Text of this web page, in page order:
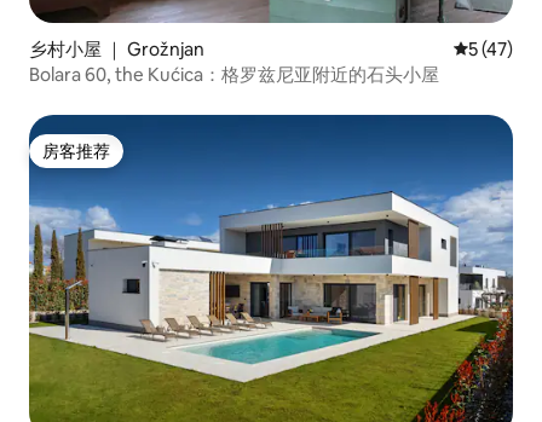
乡村小屋 ｜ Grožnjan 平均评分
5 (47)
Bolara 60, the Kućica：格罗兹尼亚附近的石头小屋
房客推荐
房客推荐